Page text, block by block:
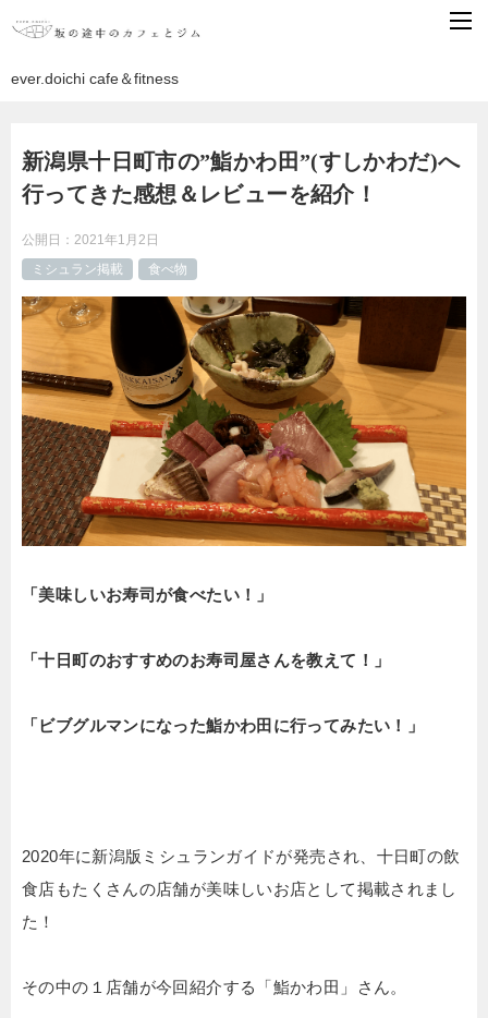
ever.doichi cafe＆fitness
新潟県十日町市の”鮨かわ田”(すしかわだ)へ
行ってきた感想＆レビューを紹介！
公開日： 2021年1月2日
ミシュラン掲載
食べ物
「美味しいお寿司が食べたい！」
「十日町のおすすめのお寿司屋さんを教えて！」
「ビブグルマンになった鮨かわ田に行ってみたい！」
2020年に新潟版ミシュランガイドが発売され、十日町の飲
食店もたくさんの店舗が美味しいお店として掲載されまし
た！
その中の１店舗が今回紹介する「鮨かわ田」さん。